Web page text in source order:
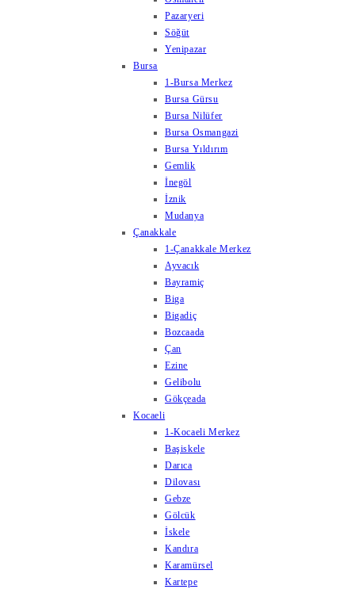
Pazaryeri
Söğüt
Yenipazar
Bursa
1-Bursa Merkez
Bursa Gürsu
Bursa Nilüfer
Bursa Osmangazi
Bursa Yıldırım
Gemlik
İnegöl
İznik
Mudanya
Çanakkale
1-Çanakkale Merkez
Ayvacık
Bayramiç
Biga
Bigadiç
Bozcaada
Çan
Ezine
Gelibolu
Gökçeada
Kocaeli
1-Kocaeli Merkez
Başiskele
Darıca
Dilovası
Gebze
Gölcük
İskele
Kandıra
Karamürsel
Kartepe